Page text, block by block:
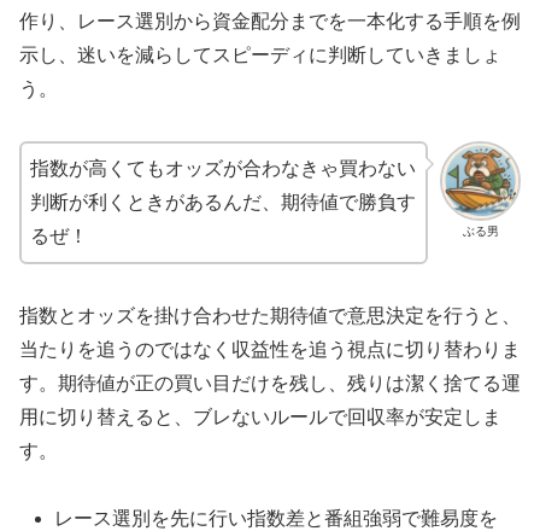
作り、レース選別から資金配分までを一本化する手順を例
示し、迷いを減らしてスピーディに判断していきましょ
う。
ぶる男
指数が高くてもオッズが合わなきゃ買わない
判断が利くときがあるんだ、期待値で勝負す
るぜ！
指数とオッズを掛け合わせた期待値で意思決定を行うと、
当たりを追うのではなく収益性を追う視点に切り替わりま
す。期待値が正の買い目だけを残し、残りは潔く捨てる運
用に切り替えると、ブレないルールで回収率が安定しま
す。
レース選別を先に行い指数差と番組強弱で難易度を